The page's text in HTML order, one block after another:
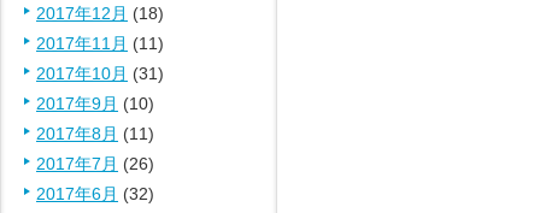
2017年12月 (18)
2017年11月 (11)
2017年10月 (31)
2017年9月 (10)
2017年8月 (11)
2017年7月 (26)
2017年6月 (32)